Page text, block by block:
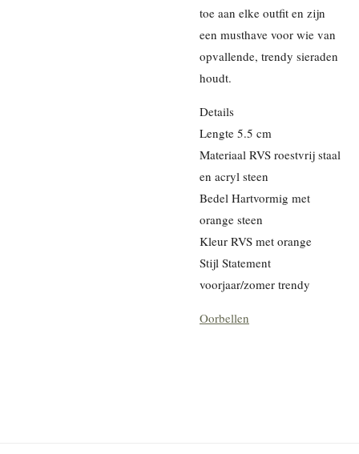
toe aan elke outfit en zijn
een musthave voor wie van
opvallende, trendy sieraden
houdt.
Details
Lengte 5.5 cm
Materiaal RVS roestvrij staal
en acryl steen
Bedel Hartvormig met
orange steen
Kleur RVS met orange
Stijl Statement
voorjaar/zomer trendy
Oorbellen